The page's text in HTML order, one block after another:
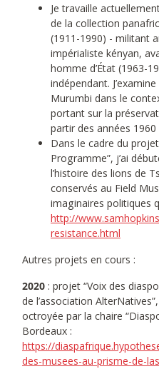
Je travaille
de la collection
(1911-1990) - militant
impérialiste kényan,
homme d’État (1963-
indépendant.
Murumbi dans le
portant sur la
partir des années
Dans le cadre du
Programme”, j’ai
l’histoire des lions de
conservés au Field
imaginaires politiques
http://
resistance.html
Autres projets en cours :
2020 : projet “Voix des
de l’association
octroyée par la chaire
Bordeaux :
https://
des-musees-au-prisme-de-